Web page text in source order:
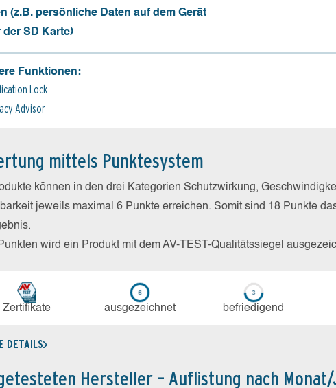
(z.B. persönliche Daten auf dem Gerät
der SD Karte)
Funktionen:
Lock
Advisor
mittels Punktesystem
können in den drei Kategorien Schutzwirkung,
jeweils maximal 6 Punkte erreichen. Somit sind 18 Punkte
wird ein Produkt mit dem AV-TEST-Qualitätssiegel
Zerti­fikate aus­ge­zeich­net be­frie­di­gend
DETAILS
Hersteller – Auflistung nach